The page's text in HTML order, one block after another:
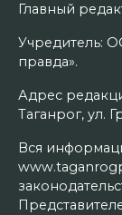
Главный
Учредитель:
правда».
Адрес
Таганрог, ул.
Вся